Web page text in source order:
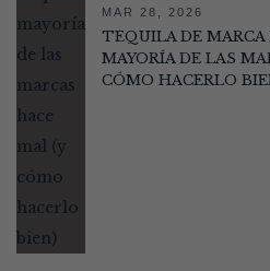
MAR 28, 2026
TEQUILA DE MARCA
MAYORÍA DE LAS
CÓMO HACERLO